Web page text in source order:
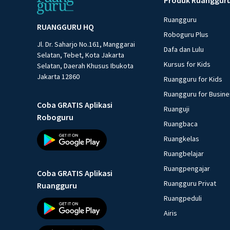
RUANGGURU HQ
Jl. Dr. Saharjo No.161, Manggarai
Selatan, Tebet, Kota Jakarta
Selatan, Daerah Khusus Ibukota
Jakarta 12860
Coba GRATIS Aplikasi
Roboguru
Coba GRATIS Aplikasi
Ruangguru
Ruangguru
Roboguru Plus
Dafa dan Lulu
Kursus for Kids
Ruangguru for Kids
Ruangguru for
Ruanguji
Ruangbaca
Ruangkelas
Ruangbelajar
Ruangpengajar
Ruangguru Privat
Ruangpeduli
Airis